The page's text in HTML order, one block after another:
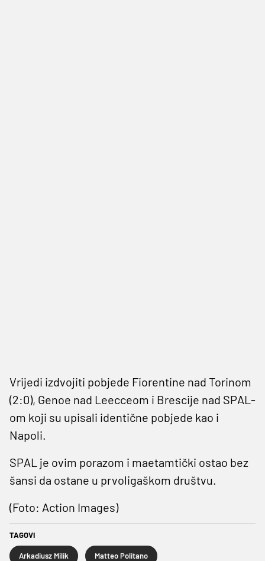
Vrijedi izdvojiti pobjede Fiorentine nad Torinom
(2:0), Genoe nad Leecceom i Brescije nad SPAL-
om koji su upisali identične pobjede kao i
Napoli.
SPAL je ovim porazom i maetamtički ostao bez
šansi da ostane u prvoligaškom društvu.
(Foto: Action Images)
TAGOVI
Arkadiusz Milik Matteo Politano